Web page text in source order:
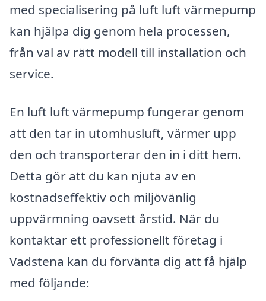
med specialisering på luft luft värmepump
kan hjälpa dig genom hela processen,
från val av rätt modell till installation och
service.
En luft luft värmepump fungerar genom
att den tar in utomhusluft, värmer upp
den och transporterar den in i ditt hem.
Detta gör att du kan njuta av en
kostnadseffektiv och miljövänlig
uppvärmning oavsett årstid. När du
kontaktar ett professionellt företag i
Vadstena kan du förvänta dig att få hjälp
med följande: